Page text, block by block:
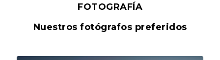
FOTOGRAFÍA
Nuestros fotógrafos preferidos